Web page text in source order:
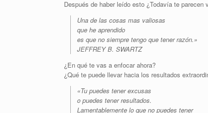
Después de haber leído esto ¿Todavía te
Una de las cosas mas valiosas
que he aprendido
es que no siempre tengo que tener razón.»
JEFFREY B. SWARTZ
¿En qué te vas a enfocar ahora?
¿Qué te puede llevar hacia los resultados
«Tu puedes tener excusas
o puedes tener resultados.
Lamentablemente lo que no puedes tener